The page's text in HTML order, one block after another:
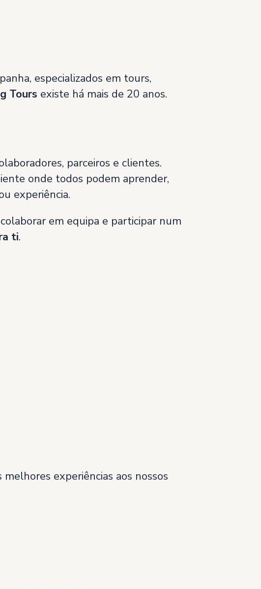
especializados em tours,
Tours existe há mais de 20 anos.
parceiros e clientes.
onde todos podem aprender,
experiência.
em equipa e participar num
ti.
experiências aos nossos